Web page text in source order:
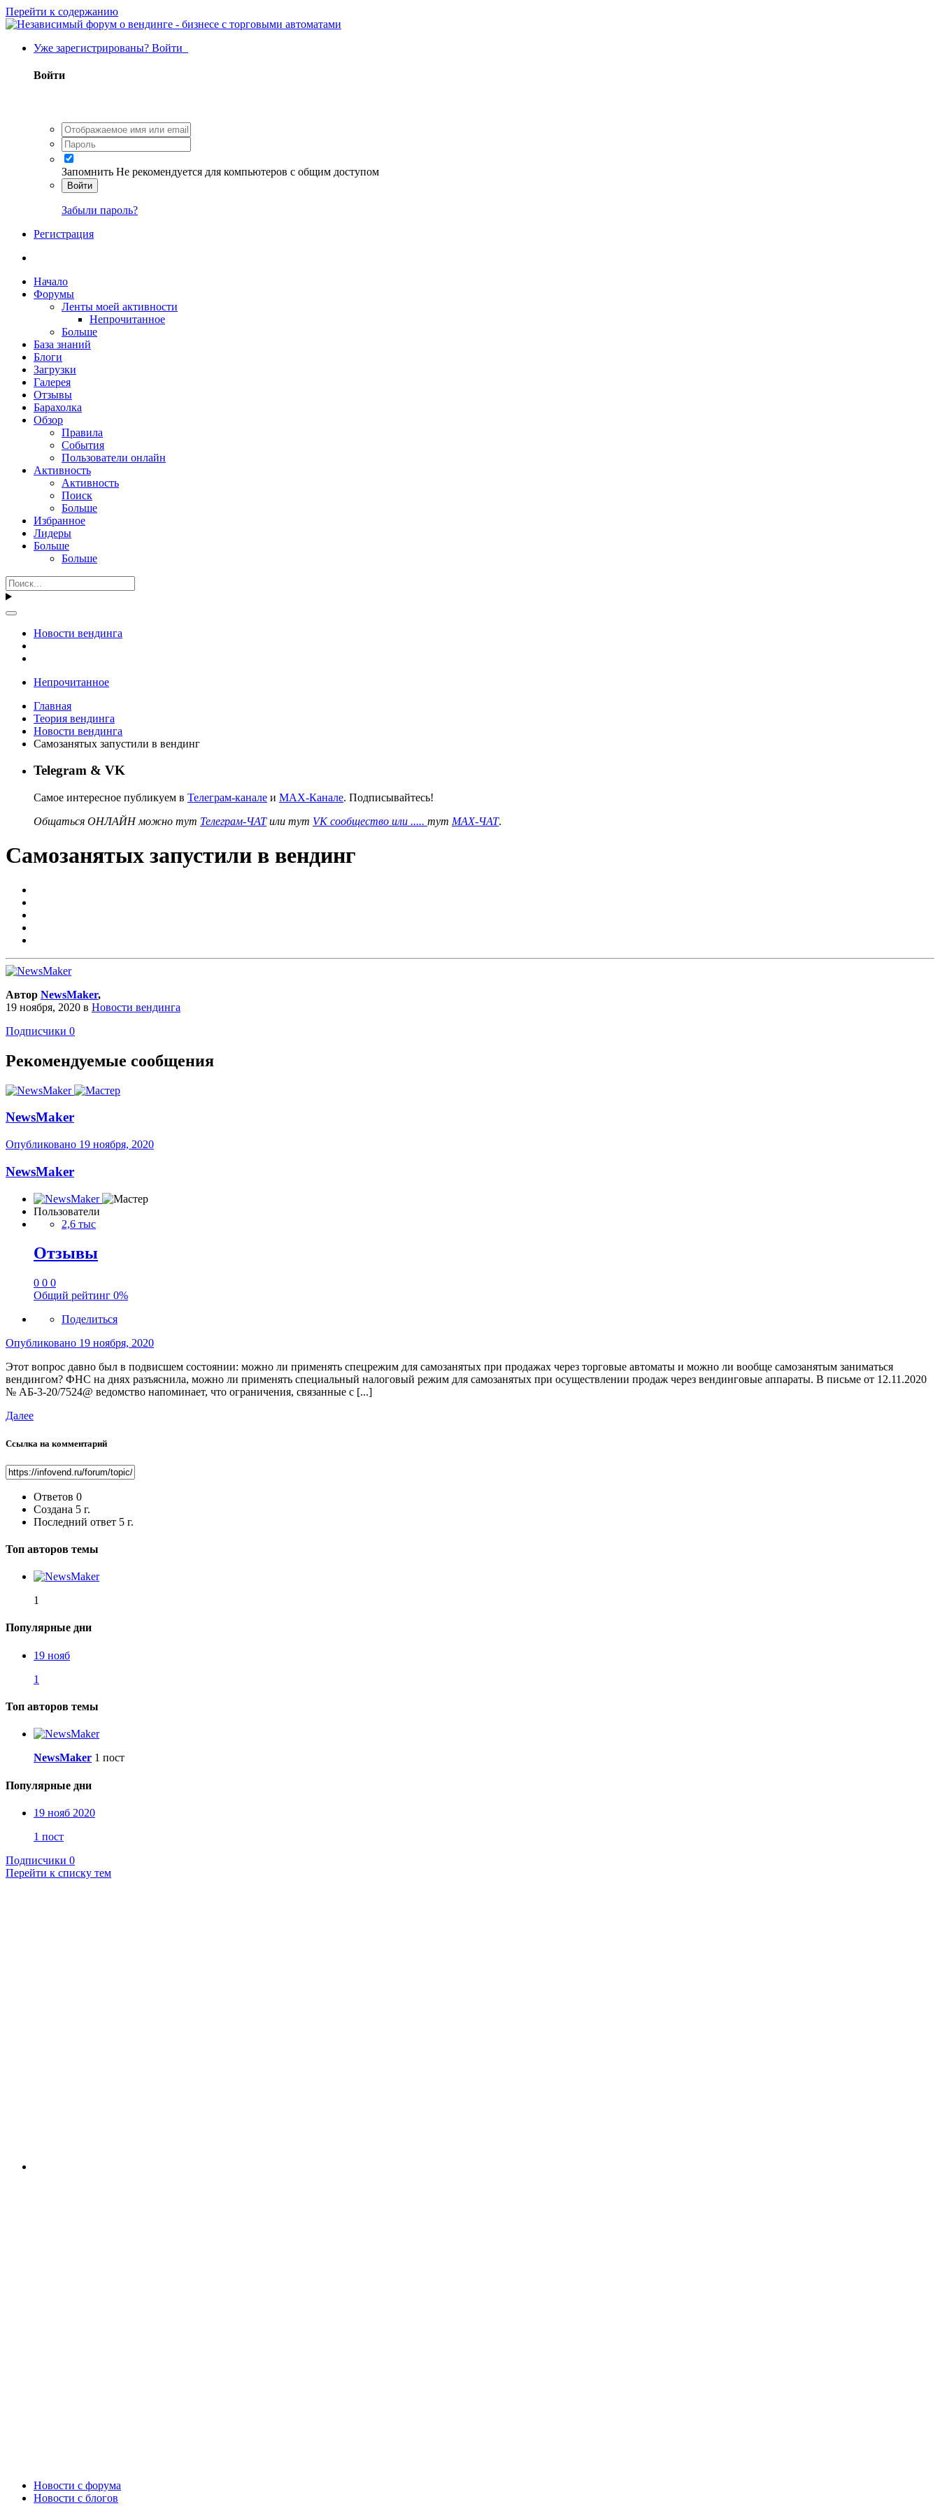
Перейти к содержанию
Уже зарегистрированы? Войти
Войти
Запомнить Не рекомендуется для компьютеров с общим доступом
Войти
Забыли пароль?
Регистрация
Начало
Форумы
Ленты моей активности
Непрочитанное
Больше
База знаний
Блоги
Загрузки
Галерея
Отзывы
Барахолка
Обзор
Правила
События
Пользователи онлайн
Активность
Активность
Поиск
Больше
Избранное
Лидеры
Больше
Больше
Новости вендинга
Непрочитанное
Главная
Теория вендинга
Новости вендинга
Самозанятых запустили в вендинг
Telegram & VK
Самое интересное публикуем в Телеграм-канале и MAX-Канале. Подписывайтесь!
Общаться ОНЛАЙН можно тут Телеграм-ЧАТили тут VK сообщество или ..... тут MAX-ЧАТ.
Самозанятых запустили в вендинг
Автор NewsMaker,
19 ноября, 2020 в Новости вендинга
Подписчики 0
Рекомендуемые сообщения
NewsMaker
Опубликовано 19 ноября, 2020
NewsMaker
Пользователи
2,6 тыс
Отзывы
0 0 0
Общий рейтинг 0%
Поделиться
Опубликовано 19 ноября, 2020
Этот вопрос давно был в подвисшем состоянии: можно ли применять спецрежим для самозанятых при продажах через торговые автоматы и можно ли вообще самозанятым заниматься
вендингом? ФНС на днях разъяснила, можно ли применять специальный налоговый режим для самозанятых при осуществлении продаж через вендинговые аппараты. В письме от 12.11.2020
№ АБ-3-20/7524@ ведомство напоминает, что ограничения, связанные с [...]
Далее
Ссылка на комментарий
Ответов 0
Создана 5 г.
Последний ответ 5 г.
Топ авторов темы
1
Популярные дни
19 нояб
1
Топ авторов темы
NewsMaker 1 пост
Популярные дни
19 нояб 2020
1 пост
Подписчики 0
Перейти к списку тем
Новости c форума
Новости с блогов